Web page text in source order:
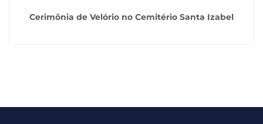
Cerimônia de Velório no Cemitério Santa Izabel